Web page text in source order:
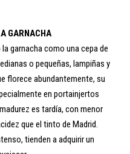
GARNACHA
garnacha como una cepa de
o pequeñas, lampiñas y
florece abundantemente, su
en portainjertos
es tardía, con menor
que el tinto de Madrid.
tienden a adquirir un